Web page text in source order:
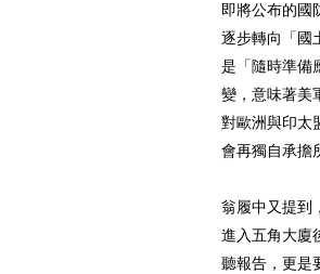
即將公布的國
逐步轉向「國
是「隨時準備
變，意味著美
對歐洲與印太
會再獨自承擔
翁履中又提到
進入五角大廈
聽報告，更是